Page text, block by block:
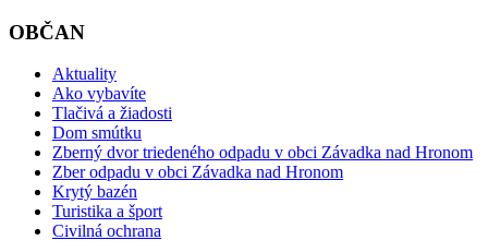
OBČAN
Aktuality
Ako vybavíte
Tlačivá a žiadosti
Dom smútku
Zberný dvor triedeného odpadu v obci Závadka nad Hronom
Zber odpadu v obci Závadka nad Hronom
Krytý bazén
Turistika a šport
Civilná ochrana